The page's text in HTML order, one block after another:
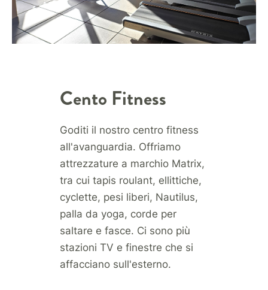
Cento Fitness
Goditi il nostro centro fitness
all'avanguardia. Offriamo
attrezzature a marchio Matrix,
tra cui tapis roulant, ellittiche,
cyclette, pesi liberi, Nautilus,
palla da yoga, corde per
saltare e fasce. Ci sono più
stazioni TV e finestre che si
affacciano sull'esterno.